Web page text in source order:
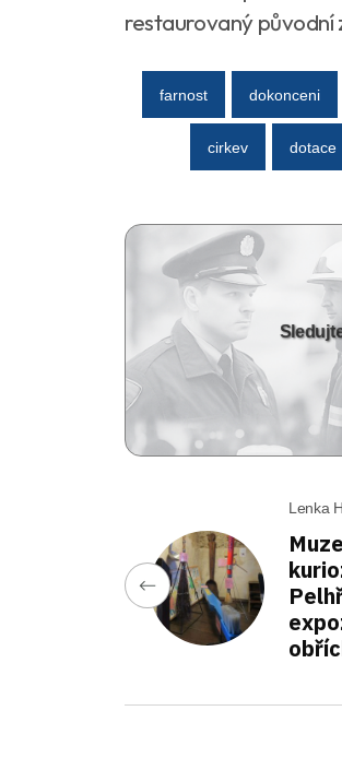
restaurovaný původní
farnost dokonceni
cirkev dotace
Lenka